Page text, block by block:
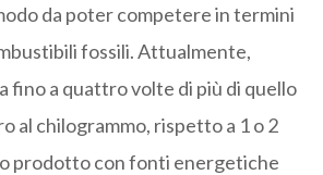
da poter competere in termini
fossili. Attualmente,
fino a quattro volte di più di quello
al chilogrammo, rispetto a 1 o 2
prodotto con fonti energetiche